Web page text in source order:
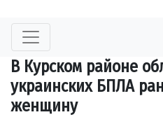
В Курском районе
украинских БПЛА
женщину